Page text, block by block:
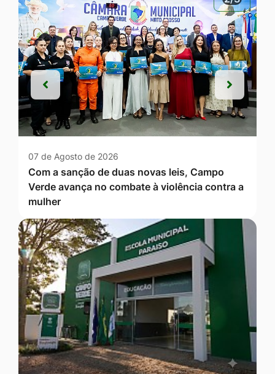
07 de Agosto de 2026
Com a sanção de duas novas leis, Campo
Verde avança no combate à violência contra a
mulher
Anterior
Anterior Próxima